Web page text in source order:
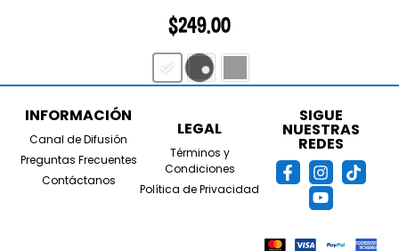
$249.00
INFORMACIÓN
Canal de Difusión
Preguntas Frecuentes
Contáctanos
LEGAL
Términos y
Condiciones
Política de Privacidad
SIGUE
NUESTRAS
REDES